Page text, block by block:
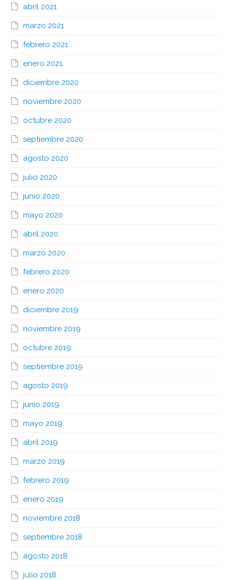
abril 2021
marzo 2021
febrero 2021
enero 2021
diciembre 2020
noviembre 2020
octubre 2020
septiembre 2020
agosto 2020
julio 2020
junio 2020
mayo 2020
abril 2020
marzo 2020
febrero 2020
enero 2020
diciembre 2019
noviembre 2019
octubre 2019
septiembre 2019
agosto 2019
junio 2019
mayo 2019
abril 2019
marzo 2019
febrero 2019
enero 2019
noviembre 2018
septiembre 2018
agosto 2018
julio 2018